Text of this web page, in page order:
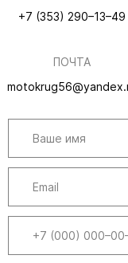
+7 (353) 290–13–49
ПОЧТА